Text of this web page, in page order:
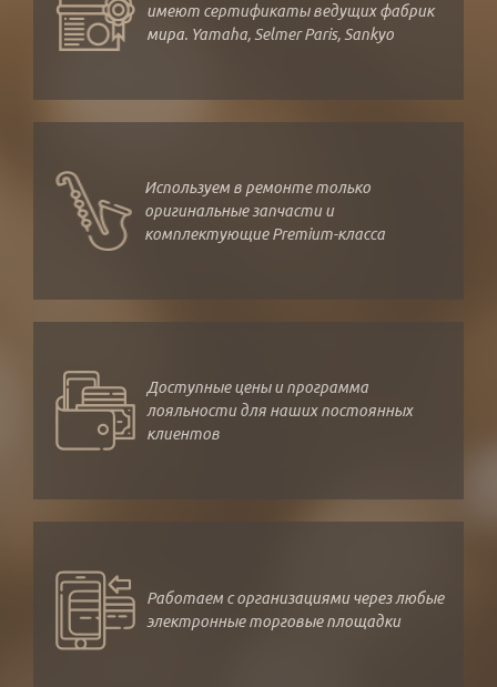
имеют сертификаты ведущих фабрик
мира. Yamaha, Selmer Paris, Sankyo
Используем в ремонте только
оригинальные запчасти и
комплектующие Premium-класса
Доступные цены и программа
лояльности для наших постоянных
клиентов
Работаем с организациями через любые
электронные торговые площадки